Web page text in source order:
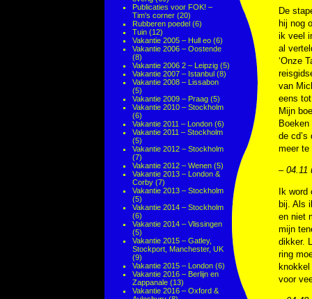
Publicaties voor FOK! –
Tim's corner (20)
Rubberen poedel (6)
Tuin (12)
Vakantie 2005 – Hull eo (6)
Vakantie 2006 – Oostende
(8)
Vakantie 2006 2 – Leipzig (5)
Vakantie 2007 – Istanbul (8)
Vakantie 2008 – Lissabon
(5)
Vakantie 2009 – Praag (5)
Vakantie 2010 – Stockholm
(6)
Vakantie 2011 – London (6)
Vakantie 2011 – Stockholm
(5)
Vakantie 2012 – Stockholm
(7)
Vakantie 2012 – Wenen (5)
Vakantie 2013 – London &
Corby (7)
Vakantie 2013 – Stockholm
(5)
Vakantie 2014 – Stockholm
(6)
Vakantie 2014 – Vlissingen
(5)
Vakantie 2015 – Gatley,
Stockport, Manchester, UK
(9)
Vakantie 2015 – London (6)
Vakantie 2016 – Berlijn en
Zappanale (13)
Vakantie 2016 – Oxford &
De
hij nog
ik veel
al
‘Onze
van
eens
Mijn
de
meer te
– 04.11
Ik
bij. Als
en niet
mijn
dikker.
ring
voor